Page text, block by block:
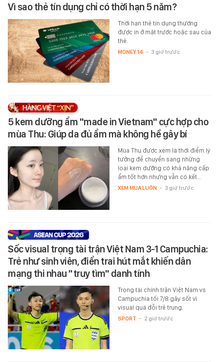
Vì sao thẻ tín dụng chỉ có thời hạn 5 năm?
Thời hạn thẻ tín dụng thường
được in ở mặt trước hoặc sau của
thẻ.
MONEY.14 - 3 giờ trước
5 kem dưỡng ẩm "made in Vietnam" cực hợp cho
mùa Thu: Giúp da đủ ẩm mà không hề gây bí
Mùa Thu được xem là thời điểm lý
tưởng để chuyển sang những
loại kem dưỡng có khả năng cấp
ẩm tốt hơn nhưng vẫn có kết…
XEM MUA LUÔN - 3 giờ trước
Sốc visual trọng tài trận Việt Nam 3-1 Campuchia:
Trẻ như sinh viên, điển trai hút mắt khiến dân
mạng thi nhau "truy tìm" danh tính
Trọng tài chính trận Việt Nam vs
Campuchia tối 7/8 gây sốt vì
visual quá đỗi trẻ trung.
SPORT - 2 giờ trước